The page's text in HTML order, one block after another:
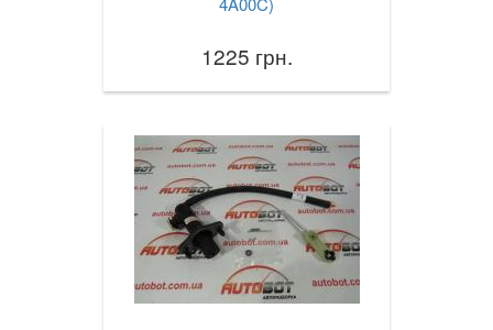
Деталі рульового управління
1225 грн.